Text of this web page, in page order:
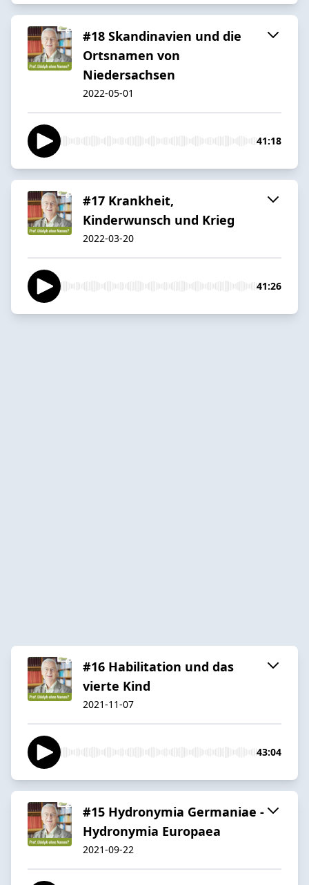
#18 Skandinavien und die
Ortsnamen von
Niedersachsen
2022-05-01
41:18
#17 Krankheit,
Kinderwunsch und Krieg
2022-03-20
41:26
#16 Habilitation und das
vierte Kind
2021-11-07
43:04
#15 Hydronymia Germaniae -
Hydronymia Europaea
2021-09-22